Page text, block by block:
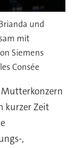
und
mit
Siemens
Consée
kurzer Zeit
,